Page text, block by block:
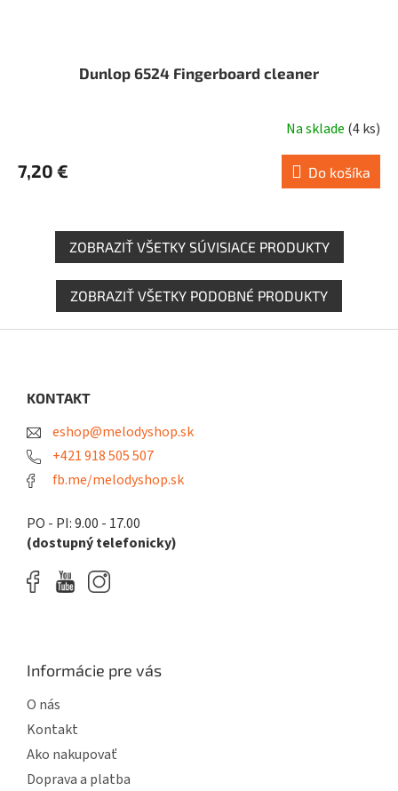
Dunlop 6524 Fingerboard cleaner
Na sklade (4 ks)
7,20 € Do košíka
ZOBRAZIŤ VŠETKY SÚVISIACE PRODUKTY
ZOBRAZIŤ VŠETKY PODOBNÉ PRODUKTY
KONTAKT
eshop@melodyshop.sk
+421 918 505 507
fb.me/melodyshop.sk
PO - PI: 9.00 - 17.00
(dostupný telefonicky)
Informácie pre vás
O nás
Kontakt
Ako nakupovať
Doprava a platba